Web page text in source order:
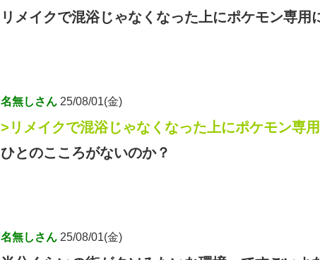
リメイクで混浴じゃなくなった上にポケモン専
名無しさん 25/08/01(金)
>リメイクで混浴じゃなくなった上にポケモン専
ひとのこころがないのか？
名無しさん 25/08/01(金)